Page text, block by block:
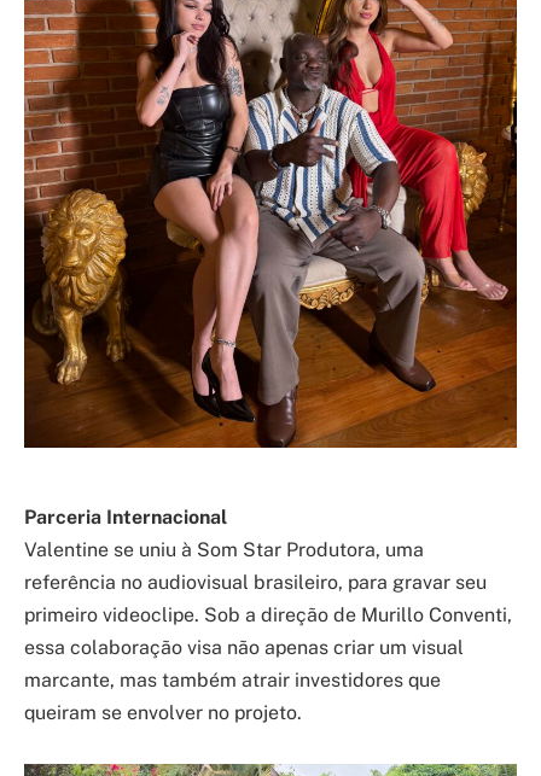
Parceria Internacional
Valentine se uniu à Som Star Produtora, uma
referência no audiovisual brasileiro, para gravar seu
primeiro videoclipe. Sob a direção de Murillo Conventi,
essa colaboração visa não apenas criar um visual
marcante, mas também atrair investidores que
queiram se envolver no projeto.